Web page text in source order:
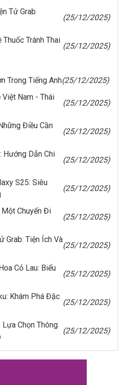
Tử Grab
(25/12/2025)
Tránh Thai
(25/12/2025)
Trong Tiếng Anh(25/12/2025)
Việt Nam - Thái
(25/12/2025)
Điều Cần
(25/12/2025)
Hướng Dẫn Chi
(25/12/2025)
S25: Siêu
(25/12/2025)
Một Chuyến Đi
(25/12/2025)
Grab: Tiện Ích Và
(25/12/2025)
Cỏ Lau: Biểu
(25/12/2025)
Khám Phá Đặc
(25/12/2025)
Chọn Thông
(25/12/2025)